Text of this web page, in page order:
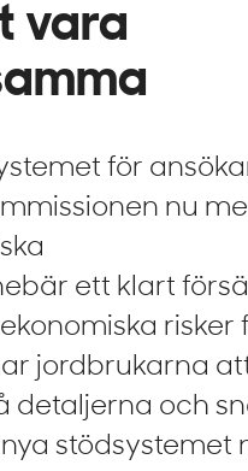
vara
för
nu
ett klart
risker
jordbrukarna
detaljerna och
stödsystemet